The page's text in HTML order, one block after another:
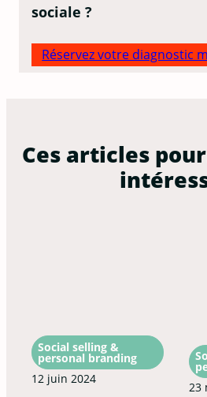
sociale ?
Réservez votre diagnostic
Ces articles
Social selling &
personal branding
12 juin 2024
23